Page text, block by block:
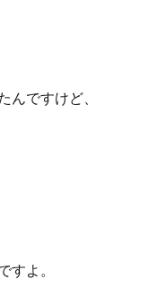
んですけど、
すよ。